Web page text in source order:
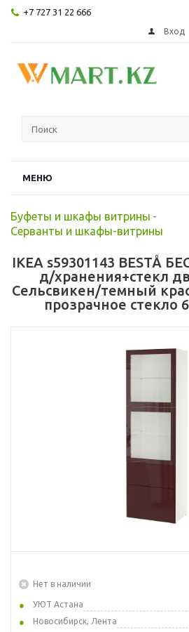
+7 727 31 22 666
Вход
МЕНЮ
Буфеты и шкафы витрины -
Серванты и шкафы-витрины
IKEA s59301143 BESTÅ
д/хранения+стекл
Сельсвикен/темный
прозрачное стекло
Нет в наличии
УЮТ Астана
Новосибирск, Лента